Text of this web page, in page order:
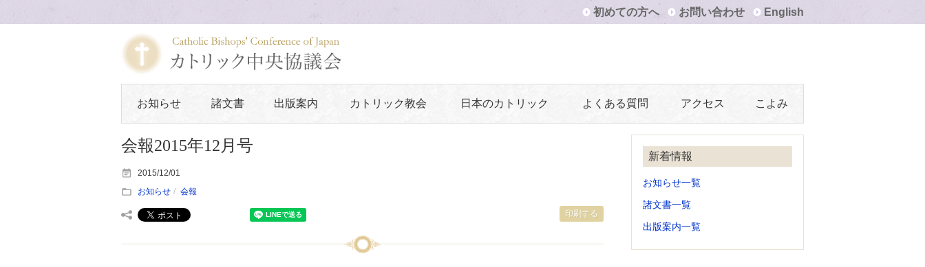
初めての方へ お問い合わせ English
お知らせ 諸文書 出版案内 カトリック教会 日本のカトリック よくある質問 アクセス こよみ
会報2015年12月号
印刷する
2015/12/01
お知らせ
会報
新着情報
お知らせ一覧
諸文書一覧
出版案内一覧